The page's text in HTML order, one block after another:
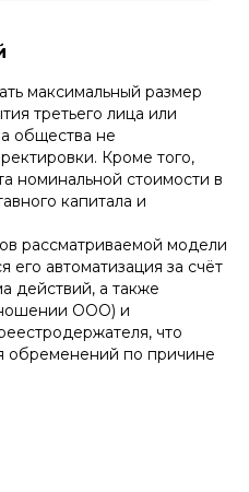
максимальный размер
третьего лица или
общества не
Кроме того,
номинальной стоимости в
капитала и
рассматриваемой модели
его автоматизация за счёт
действий, а также
ООО) и
что
обременений по причине